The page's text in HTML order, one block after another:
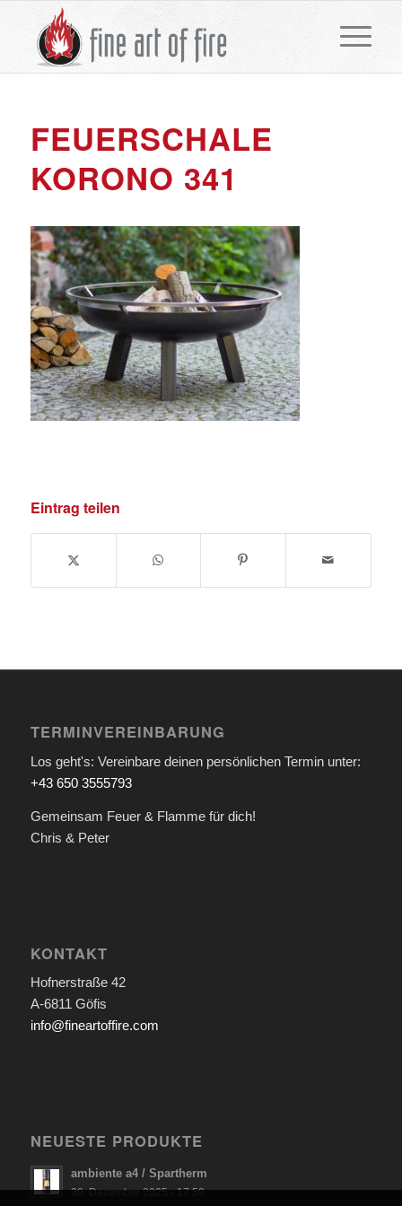
FEUERSCHALE
KORONO 341
Eintrag teilen
TERMINVEREINBARUNG
Los geht's: Vereinbare deinen persönlichen Termin unter:
+43 650 3555793
Gemeinsam Feuer & Flamme für dich!
Chris & Peter
KONTAKT
Hofnerstraße 42
A-6811 Göfis
info@fineartoffire.com
NEUESTE PRODUKTE
ambiente a4 / Spartherm
30. Dezember 2025 - 17:59